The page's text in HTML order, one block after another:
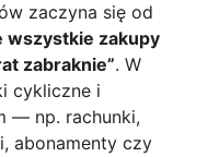
zaczyna się od
wszystkie zakupy
zabraknie”. W
cykliczne i
— np. rachunki,
abonamenty czy